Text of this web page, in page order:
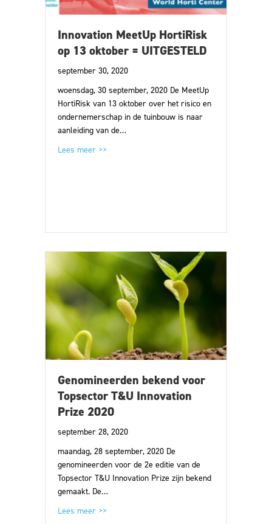
Innovation MeetUp HortiRisk
op 13 oktober = UITGESTELD
september 30, 2020
woensdag, 30 september, 2020 De MeetUp
HortiRisk van 13 oktober over het risico en
ondernemerschap in de tuinbouw is naar
aanleiding van de…
Lees meer >>
Genomineerden bekend voor
Topsector T&U Innovation
Prize 2020
september 28, 2020
maandag, 28 september, 2020 De
genomineerden voor de 2e editie van de
Topsector T&U Innovation Prize zijn bekend
gemaakt. De…
Lees meer >>